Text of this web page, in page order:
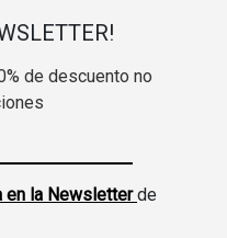
de descuento no
en la Newsletterde